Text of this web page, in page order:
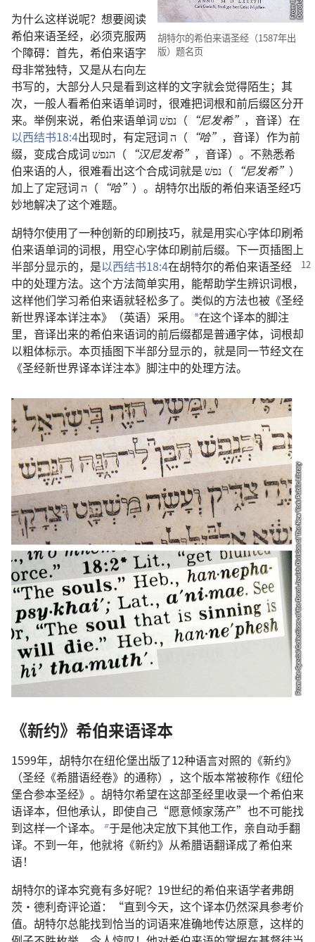
胡特尔的希伯来语圣经（1587年出
版）题名页
为什么这样说呢？想要阅读
希伯来语圣经，必须克服两
个障碍：首先，希伯来语字
母非常独特，又是从右向左
书写的，大部分人只是看到这样的文字就会觉得陌生；其
次，一般人看希伯来语单词时，很难把词根和前后缀区分开
来。举例来说，希伯来语单词 נפשׁ（ “尼发希” ，音译）在
以西结书18:4
出现时，有定冠词 ה（ “哈” ，音译）作为前
缀，变成合成词 הנפשׁ（ “汉尼发希” ，音译）。不熟悉希
伯来语的人，很难看出这个合成词就是 נפשׁ（ “尼发希” ）
加上了定冠词 ה（ “哈” ）。胡特尔出版的希伯来语圣经巧
妙地解决了这个难题。
胡特尔使用了一种创新的印刷技巧，就是用实心字体印刷希
伯来语单词的词根，用空心字体印刷前后缀。下一页插图上
半部分显示的，是以西结书18:4在胡特尔的希伯来语圣经
中的处理方法。这个方法简单实用，能帮助学生辨识词根，
这样他们学习希伯来语就轻松多了。类似的方法也被《圣经
新世界译本详注本》（英语）采用。
a在这个译本的脚注
里，音译出来的希伯来语词的前后缀都是普通字体，词根却
以粗体标示。本页插图下半部分显示的，就是同一节经文在
《圣经新世界译本详注本》脚注中的处理方法。
《新约》希伯来语译本
1599年，胡特尔在纽伦堡出版了12种语言对照的《新约》
（圣经《希腊语经卷》的通称），这个版本常被称作《纽伦
堡合参本圣经》。胡特尔希望在这部圣经里收录一个希伯来
语译本，但他承认，即使自己“愿意倾家荡产”也不可能找
到这样一个译本。
b于是他决定放下其他工作，亲自动手翻
译。不到一年，他就将《新约》从希腊语翻译成了希伯来
语！
胡特尔的译本究竟有多好呢？19世纪的希伯来语学者弗朗
茨·德利奇评论道：“直到今天，这个译本仍然深具参考价
值。胡特尔总能找到恰当的词语来准确地传达原意，这样的